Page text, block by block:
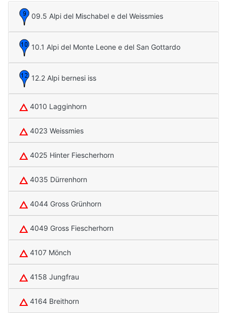
09.5 Alpi del Mischabel e del Weissmies
10.1 Alpi del Monte Leone e del San Gottardo
12.2 Alpi bernesi iss
4010 Lagginhorn
4023 Weissmies
4025 Hinter Fiescherhorn
4035 Dürrenhorn
4044 Gross Grünhorn
4049 Gross Fiescherhorn
4107 Mönch
4158 Jungfrau
4164 Breithorn